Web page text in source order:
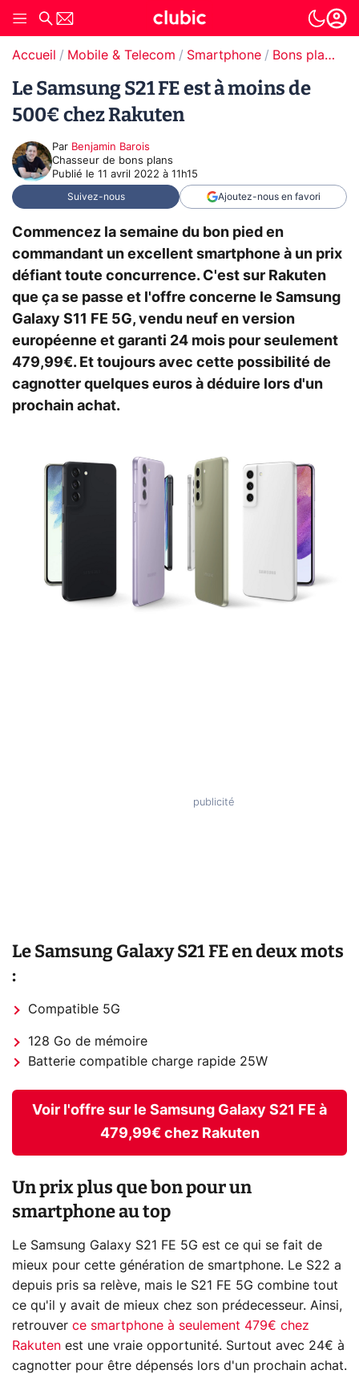
Accueil Mobile & Telecom Smartphone Bons plans Smartphones
Le Samsung S21 FE est à moins de
500€ chez Rakuten
Par Benjamin Barois
Chasseur de bons plans
Publié le 11 avril 2022 à 11h15
Suivez-nous Ajoutez-nous en favori
Commencez la semaine du bon pied en
commandant un excellent smartphone à un prix
défiant toute concurrence. C'est sur Rakuten
que ça se passe et l'offre concerne le Samsung
Galaxy S11 FE 5G, vendu neuf en version
européenne et garanti 24 mois pour seulement
479,99€. Et toujours avec cette possibilité de
cagnotter quelques euros à déduire lors d'un
prochain achat.
Le Samsung Galaxy S21 FE en deux mots
:
Compatible 5G
128 Go de mémoire
Batterie compatible charge rapide 25W
Voir l'offre sur le Samsung Galaxy S21 FE à
479,99€ chez Rakuten
Un prix plus que bon pour un
smartphone au top
Le Samsung Galaxy S21 FE 5G est ce qui se fait de
mieux pour cette génération de smartphone. Le S22 a
depuis pris sa relève, mais le S21 FE 5G combine tout
ce qu'il y avait de mieux chez son prédecesseur. Ainsi,
retrouver ce smartphone à seulement 479€ chez
Rakuten est une vraie opportunité. Surtout avec 24€ à
cagnotter pour être dépensés lors d'un prochain achat.